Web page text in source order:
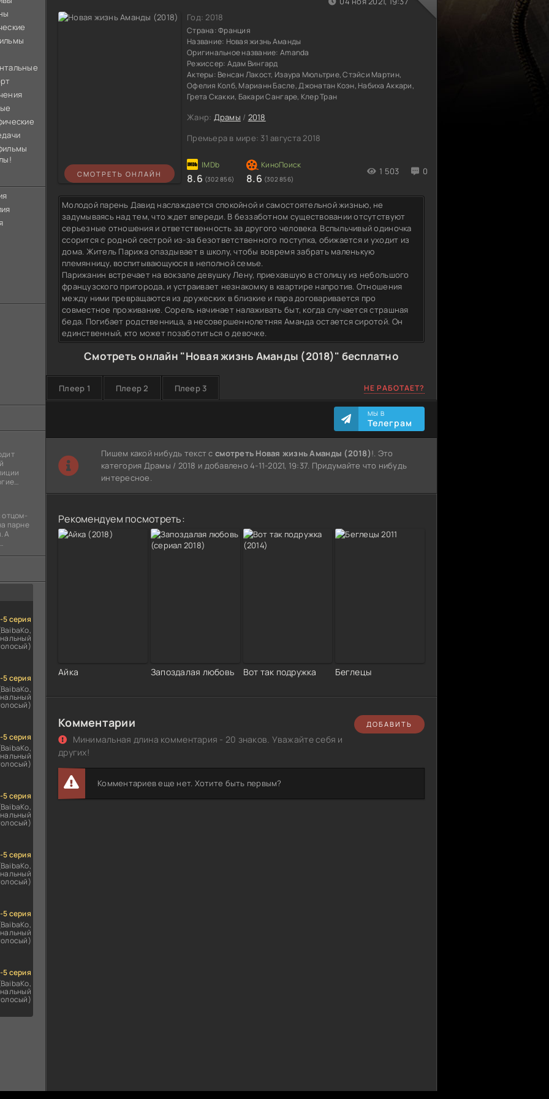
отцом-
парне
А
5 серия
5 серия
5 серия
5 серия
5 серия
5 серия
5 серия
СМОТРЕТЬ ОНЛАЙН
Год:2018
Страна:Франция
Название: Новая жизнь Аманды
Оригинальное название: Amanda
Режиссер: Адам Вингард
Актеры: Венсан Лакост, Изаура Мюльтрие, Стэйси Мартин,
Офелия Колб, Марианн Басле, Джонатан Коэн, Набиха Аккари,
Грета Скакки, Бакари Сангаре, Клер Тран
Жанр: Драмы / 2018
Премьера в мире: 31 августа 2018
8.6 (302 856) 8.6 (302 856)
1 503 0
Молодой парень Давид наслаждается спокойной и самостоятельной жизнью, не
задумываясь над тем, что ждет впереди. В беззаботном существовании отсутствуют
серьезные отношения и ответственность за другого человека. Вспыльчивый одиночка
ссорится с родной сестрой из-за безответственного поступка, обижается и уходит из
дома. Житель Парижа опаздывает в школу, чтобы вовремя забрать маленькую
племянницу, воспитывающуюся в неполной семье.
Парижанин встречает на вокзале девушку Лену, приехавшую в столицу из небольшого
французского пригорода, и устраивает незнакомку в квартире напротив. Отношения
между ними превращаются из дружеских в близкие и пара договаривается про
совместное проживание. Сорель начинает налаживать быт, когда случается страшная
беда. Погибает родственница, а несовершеннолетняя Аманда остается сиротой. Он
единственный, кто может позаботиться о девочке.
Смотреть онлайн "Новая жизнь Аманды (2018)" бесплатно
Плеер 1 Плеер 2 Плеер 3 НЕ РАБОТАЕТ?
МЫ В
Телеграм
Пишем какой нибудь текст ссмотреть Новая жизнь Аманды (2018)!. Это
категория Драмы / 2018 и добавлено 4-11-2021, 19:37. Придумайте что нибудь
интересное.
Рекомендуем посмотреть:
Айка Запоздалая любовь Вот так подружка Беглецы
Комментарии
Минимальная длина комментария - 20 знаков. Уважайте себя и
других!
ДОБАВИТЬ
Комментариев еще нет. Хотите быть первым?